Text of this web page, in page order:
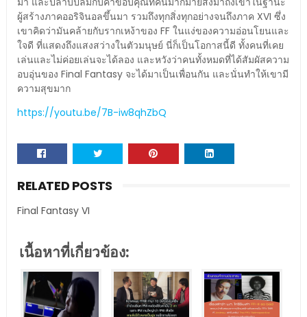
ผู้สร้างภาคออริจินอลขึ้นมา รวมถึงทุกสิ่งทุกอย่างจนถึงภาค XVI ซึ่ง
เขาคิดว่ามันคล้ายกับรากเหง้าของ FF ในแง่ของความอ่อนโยนและ
ใจดี ที่แสดงถึงแสงสว่างในตัวมนุษย์ นี่ก็เป็นโอกาสนี้ดี ทั้งคนที่เคย
เล่นและไม่ค่อยเล่นจะได้ลอง และหวังว่าคนทั้งหมดที่ได้สัมผัสความ
อบอุ่นของ Final Fantasy จะได้มาเป็นเพื่อนกัน และนั่นทำให้เขามี
ความสุขมาก
https://youtu.be/7B-iw8qhZbQ
RELATED POSTS
Final Fantasy VI
เนื้อหาที่เกี่ยวข้อง: